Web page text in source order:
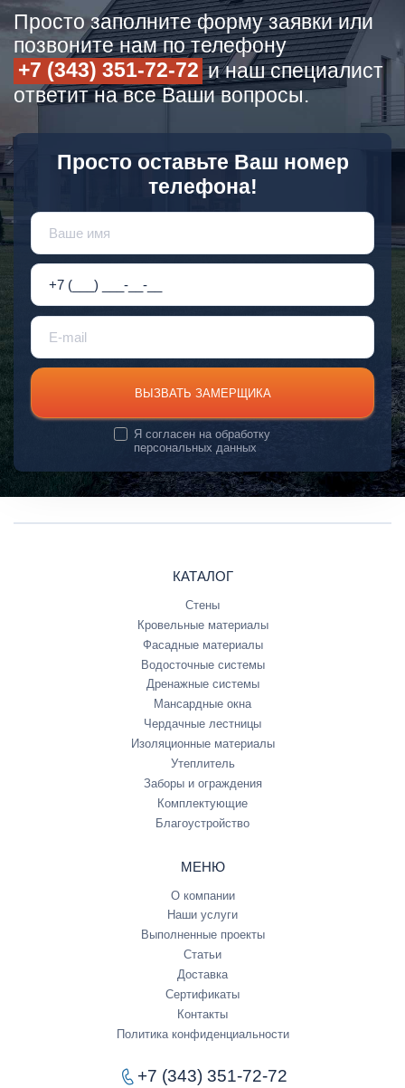
Просто заполните форму заявки или
позвоните нам по телефону
+7 (343) 351-72-72 и наш специалист
ответит на все Ваши вопросы.
Просто оставьте Ваш номер
телефона!
ВЫЗВАТЬ ЗАМЕРЩИКА
Я согласен наобработку
персональных данных
КАТАЛОГ
Стены
Кровельные материалы
Фасадные материалы
Водосточные системы
Дренажные системы
Мансардные окна
Чердачные лестницы
Изоляционные материалы
Утеплитель
Заборы и ограждения
Комплектующие
Благоустройство
МЕНЮ
О компании
Наши услуги
Выполненные проекты
Статьи
Доставка
Сертификаты
Контакты
Политика конфиденциальности
+7 (343) 351-72-72